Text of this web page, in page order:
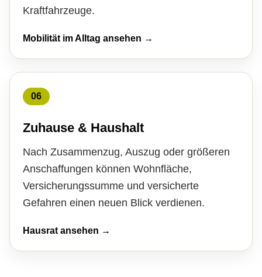
Kraftfahrzeuge.
Mobilität im Alltag ansehen →
06
Zuhause & Haushalt
Nach Zusammenzug, Auszug oder größeren
Anschaffungen können Wohnfläche,
Versicherungssumme und versicherte
Gefahren einen neuen Blick verdienen.
Hausrat ansehen →